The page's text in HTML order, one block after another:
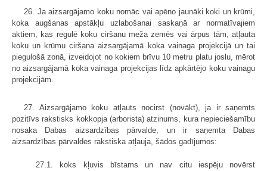
26. Ja aizsargājamo koku nomāc vai apēno jaunāki koki un krūmi,
koka augšanas apstākļu uzlabošanai saskaņā ar normatīvajiem
aktiem, kas regulē koku ciršanu meža zemēs vai ārpus tām, atļauta
koku un krūmu ciršana aizsargājamā koka vainaga projekcijā un tai
piegulošā zonā, izveidojot no kokiem brīvu 10 metru platu joslu, mērot
no aizsargājamā koka vainaga projekcijas līdz apkārtējo koku vainagu
projekcijām.
27. Aizsargājamo koku atļauts nocirst (novākt), ja ir saņemts
pozitīvs rakstisks kokkopja (arborista) atzinums, kura nepieciešamību
nosaka Dabas aizsardzības pārvalde, un ir saņemta Dabas
aizsardzības pārvaldes rakstiska atļauja, šādos gadījumos:
27.1. koks kļuvis bīstams un nav citu iespēju novērst